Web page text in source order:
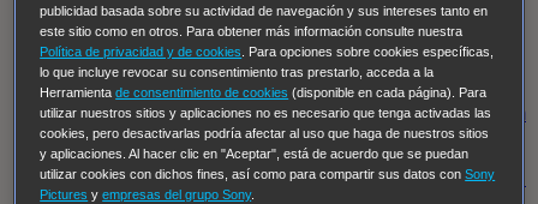
Insomnia El Guardián The Blacklist Cinco en familia
Hudson & Rex Diez libras y un sueño Mr Loverman
Regreso al futuro III NUEVE CUERPOS Los últimos
caballeros Tormenta infinita Sing Street Cobra Kai
Tom
y Lola
High Country
Los casos de Susan Ryeland:
Moonflower Murders Twisted Metal Mentes Criminales:
publicidad basada sobre su actividad de navegación y sus intereses tanto en
este sitio como en otros. Para obtener más información consulte nuestra
Política de privacidad y de cookies
. Para opciones sobre cookies específicas,
lo que incluye revocar su consentimiento tras prestarlo, acceda a la
Herramientade consentimiento de cookies (disponible en cada página). Para
utilizar nuestros sitios y aplicaciones no es necesario que tenga activadas las
cookies, pero desactivarlas podría afectar al uso que haga de nuestros sitios
y aplicaciones. Al hacer clic en "Aceptar", está de acuerdo que se puedan
utilizar cookies con dichos fines, así como para compartir sus datos conSony
Pictures yempresas del grupo Sony.